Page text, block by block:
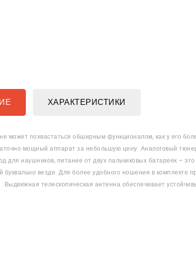
ХАРАКТЕРИСТИКИ
похвастаться обширным функционалом, как у его
мощный аппарат за небольшую цену. Аналоговый
для наушников, питание от двух пальчиковых батареек –
везде. Для более удобного ношения в комплекте
телескопическая антенна обеспечивает